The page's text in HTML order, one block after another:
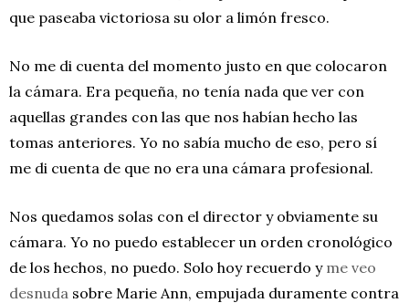
que paseaba victoriosa su olor a limón fresco.
No me di cuenta del momento justo en que colocaron
la cámara. Era pequeña, no tenía nada que ver con
aquellas grandes con las que nos habían hecho las
tomas anteriores. Yo no sabía mucho de eso, pero sí
me di cuenta de que no era una cámara profesional.
Nos quedamos solas con el director y obviamente su
cámara. Yo no puedo establecer un orden cronológico
de los hechos, no puedo. Solo hoy recuerdo y me veo
desnuda sobre Marie Ann, empujada duramente contra